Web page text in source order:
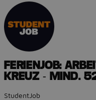
FERIENJOB:
KREUZ - MIND.
StudentJob